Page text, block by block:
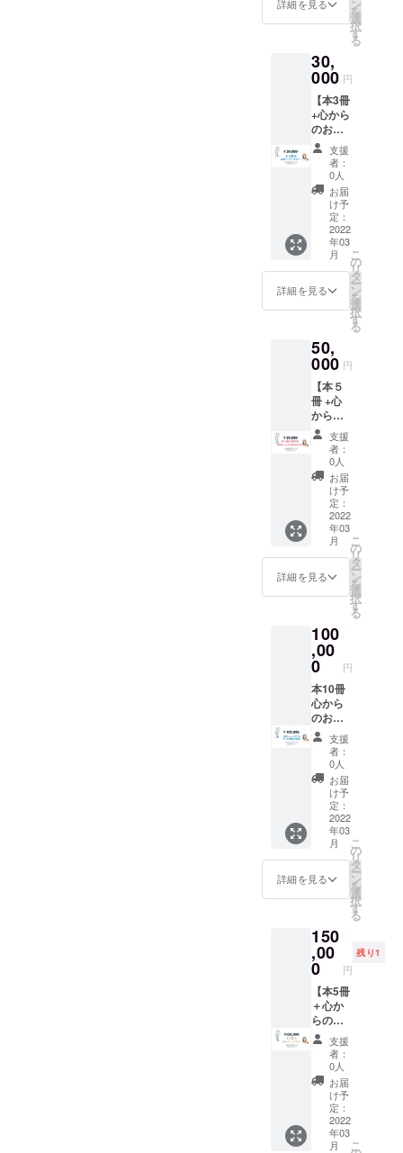
なたか
へ等、
れてく
ださい
ませ。
Merci
beauco
up♪ ☆
こちら
のCD
は、本
プロ
ジェク
トの、
¥30,000
-以上の
コース
もれな
くリ
いたし
ます。
の 1）
ケー
ス、お
皿、マ
グネッ
ト、な
ど、新
品の比
較的軽
量な物
です。
当選は
10名様
です。
をかな
ティ
ケッ
なた
に 愛
ある世
界に♪
CD2枚
組 2時
間20分
定価
¥5,500-
】販売
元は弊
社で
す。
当選は
10名様
Ⅰ 綺
麗な心
キーに
生きる
Ⅱ 国
際儀礼
（プロ
トコー
ル）＆
社交術
とは Ⅲ
美しく
毅然と
した振
る舞い
方・歩
き方
レッス
マート
な会話
術・公
共の美
観 Ⅴ
品位を
保ち
人生を
美しく
音楽♪
語学♪社
交学♪
Kaoru
Sugisa
ki & フ
ランス
語
しいあ
なた
ある世
界に♪
CD2枚
組 2時
間20分
定価
¥5,500-
】販売
元は弊
社で
す。
Ⅰ 綺
麗な心
で
ラッ
キーに
生きる
トコー
ル）＆
社交術
とは Ⅲ
美しく
毅然と
した振
る舞い
方・歩
き方
レッス
ン Ⅳ ス
マート
な会話
術・
デート
術・公
保ち
人生を
美しく
音楽♪
語学♪社
交学♪
Kaoru
Sugisa
ki & フ
ランス
語
Benoit
Badufle
語
Eric
Majesk
Akamat
su ＊
ご希望
でCD
ジャ
ケット
裏にサ
インを
入れま
す。そ
の際
は、開
封した
CDが届
きます♪
詳細を見る ン
を
選
択
す
る
30,
000 円
【本3冊
+心から
のお礼
メール
+国際教
育メー
ル配信
+【正義
VIPリー
ダー オ
ンライ
ンセミ
ナー90
分】 ＊
国際儀
礼、社
英会
話、海
外旅行
リー
ダー、
本人訴
訟の要
素を組
み込
み、
「人と
して美
しく国
際舞台
で正々
堂々と
輝く
ナーで
す。男
性、女
性、男
女に合
わせて
プラグ
ラムい
たしま
す。
*¥30,00
0円のご
支援
で、90
分の上
記オン
ライン
セミ
でもお
知り合
いの
方々な
ど3名様
までご
一緒に
セミ
ナー受
講でき
ます。
画像に
はツ
アーと
書かれ
支援
者：
0人
お届
け予
定：
2022
年03
月
詳細を見る
こ
の
リ
タ
ー
ン
を
選
択
す
る
50,
000 円
【本５
冊 +心
からの
お礼
メール
+国際教
育メー
ル配信
+【国際
社交
学、国
際儀
礼、英
会話、
海外旅
行リー
座、の
選べる
オンラ
イン個
人レッ
スン60
分×３
回】 カ
リキュ
ラム等
は、事
前にご
相談可
能で
す。画
像には
ツアー
と書か
れてい
ます
アーで
話す内
容のセ
ミナー
がリ
ターン
です。
＊オン
ライン
ですの
で、都
度５名
様まで
ご友人
等どな
たでも
支援
者：
0人
お届
け予
定：
2022
年03
月
詳細を見る
こ
の
リ
タ
ー
ン
を
選
択
す
る
100
,00
0 円
本10冊
心から
のお礼
メール
国際教
育メー
ル配信
本に
【正義
BRONZ
Eスポン
サー】
として
お名前
を記
載。 も
は、お
名前の
み記載
させて
いただ
きま
す。 士
業の方
は、ご
職業、
事務所
名も掲
載可で
す。 企
業の
方、ご
支援
者：
0人
お届
け予
定：
2022
年03
月
詳細を見る
こ
の
リ
タ
ー
ン
を
選
択
す
る
150
,00
0 円
残り1
【本5冊
＋心か
らのお
礼メー
ル ＋国
際教育
メール
配信 ＋
【『夜
のカ
フェテ
ラス』
支援
者：
0人
お届
け予
定：
2022
年03
月
こ